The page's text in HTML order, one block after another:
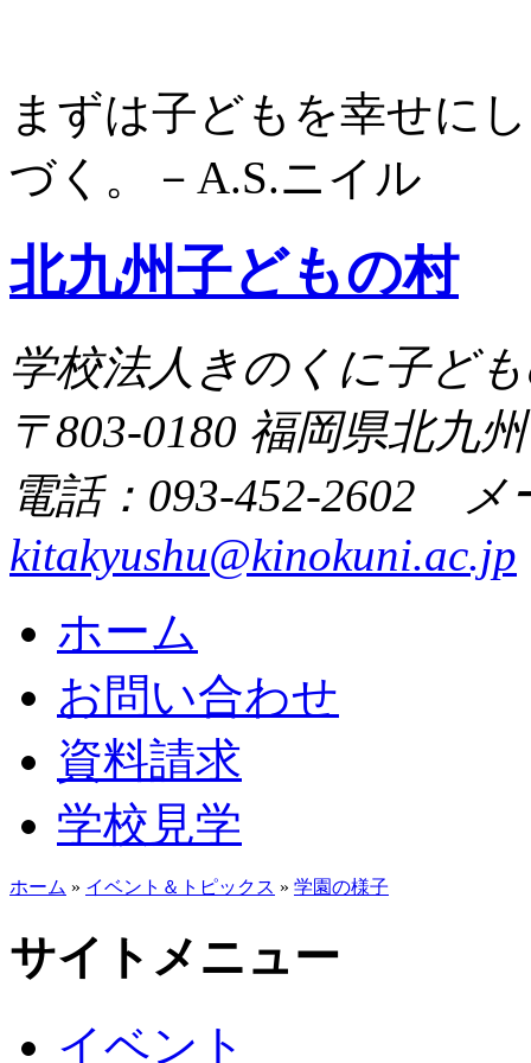
まずは子どもを幸せに
づく。－A.S.ニイル
北九州子どもの村
学校法人きのくに子ど
〒803-0180 福岡県北九
電話：093-452-2602 メ
kitakyushu@kinokuni.ac.jp
ホーム
お問い合わせ
資料請求
学校見学
ホーム » イベント＆トピックス » 学園の様子
サイトメニュー
イベント